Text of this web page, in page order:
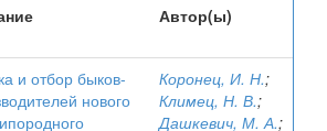
Автор(ы)
и отбор быков-
нового
Коронец, И. Н.;
Климец, Н. В.;
Дашкевич, М. А.;